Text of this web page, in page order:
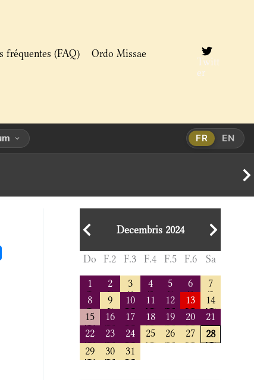
fréquentes (FAQ)
Ordo Missae
Twitt
er
FR EN
Decembris 2024
Do F.2 F.3 F.4 F.5 F.6 Sa
1 2 3 4 5 6
7
8
9 10 11 12 13
14
15
16 17 18 19 20
21
22
23 24 25 26 27
28
29
30 31